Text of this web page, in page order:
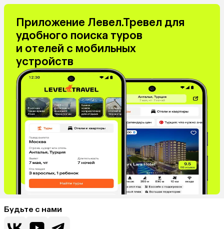
Приложение Левел.Тревел для
удобного поиска туров
и отелей с мобильных
устройств
Будьте с нами